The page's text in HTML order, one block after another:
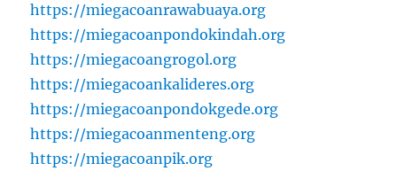
https://miegacoanrawabuaya.org
https://miegacoanpondokindah.org
https://miegacoangrogol.org
https://miegacoankalideres.org
https://miegacoanpondokgede.org
https://miegacoanmenteng.org
https://miegacoanpik.org